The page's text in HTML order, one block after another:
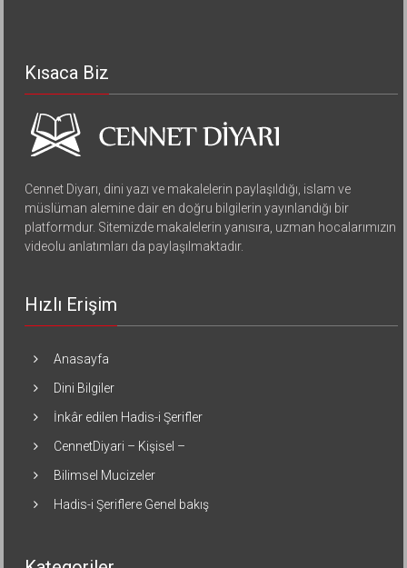
Kısaca Biz
Cennet Diyarı, dini yazı ve makalelerin paylaşıldığı, islam ve
müslüman alemine dair en doğru bilgilerin yayınlandığı bir
platformdur. Sitemizde makalelerin yanısıra, uzman hocalarımızın
videolu anlatımları da paylaşılmaktadır.
Hızlı Erişim
Anasayfa
Dini Bilgiler
İnkâr edilen Hadis-i Şerifler
CennetDiyari – Kişisel –
Bilimsel Mucizeler
Hadis-i Şeriflere Genel bakış